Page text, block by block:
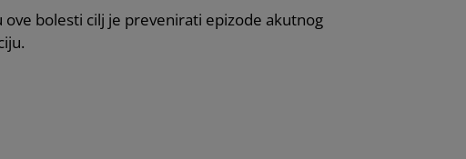
bolesti cilj je prevenirati epizode akutnog